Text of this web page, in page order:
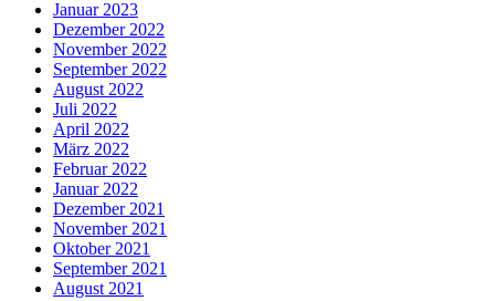
Januar 2023
Dezember 2022
November 2022
September 2022
August 2022
Juli 2022
April 2022
März 2022
Februar 2022
Januar 2022
Dezember 2021
November 2021
Oktober 2021
September 2021
August 2021